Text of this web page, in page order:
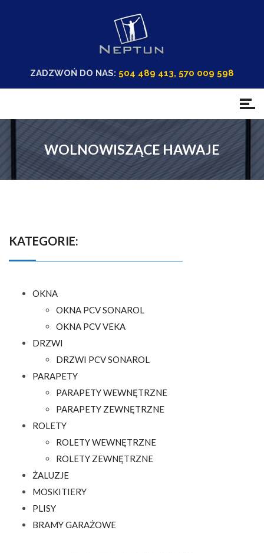
ZADZWOŃ DO NAS: 504 489 413, 570 009 598
WOLNOWISZĄCE HAWAJE
KATEGORIE:
OKNA
OKNA PCV SONAROL
OKNA PCV VEKA
DRZWI
DRZWI PCV SONAROL
PARAPETY
PARAPETY WEWNĘTRZNE
PARAPETY ZEWNĘTRZNE
ROLETY
ROLETY WEWNĘTRZNE
ROLETY ZEWNĘTRZNE
ŻALUZJE
MOSKITIERY
PLISY
BRAMY GARAŻOWE